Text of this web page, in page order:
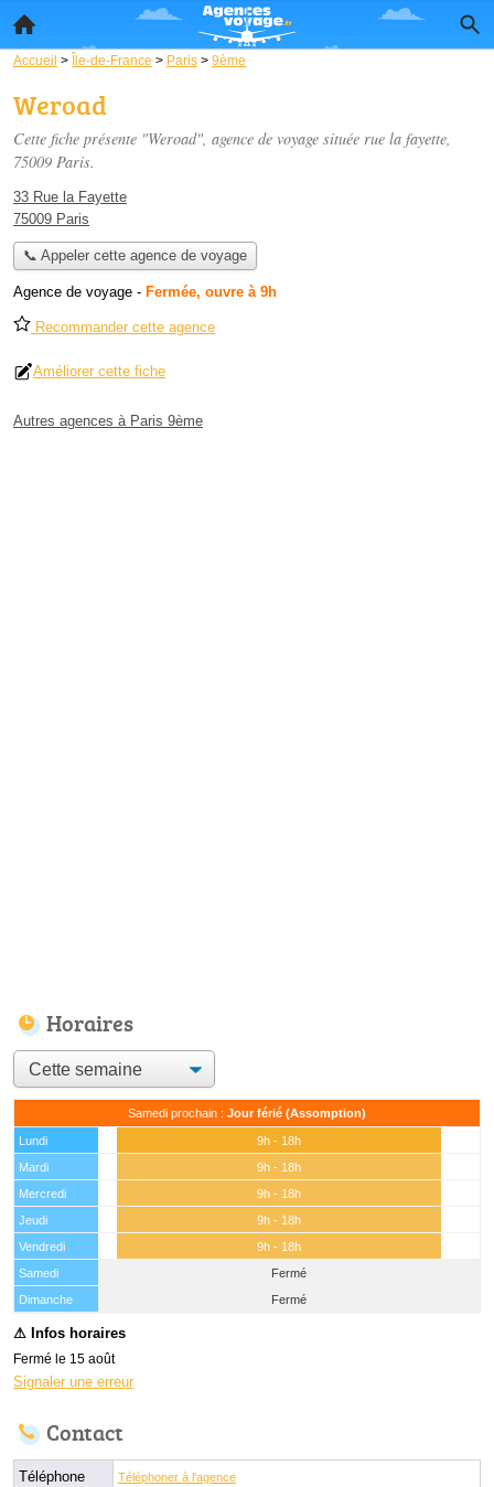
Accueil > Île-de-France > Paris > 9ème
Weroad
Cette fiche présente "Weroad", agence de voyage située rue la fayette,
75009 Paris.
33 Rue la Fayette
75009 Paris
📞 Appeler cette agence de voyage
Agence de voyage - Fermée, ouvre à 9h
Recommander cette agence
Améliorer cette fiche
Autres agences à Paris 9ème
Horaires
Samedi prochain : Jour férié (Assomption)
Lundi
9h - 18h
Mardi
9h - 18h
Mercredi
9h - 18h
Jeudi
9h - 18h
Vendredi
9h - 18h
Samedi
(15 août)
Fermé
Dimanche
Fermé
Fermé le 15 août
Signaler une erreur
Contact
Téléphone Téléphoner à l'agence